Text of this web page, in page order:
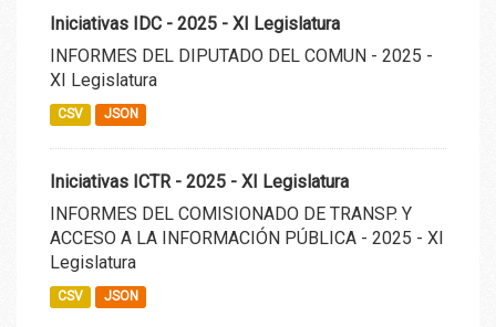
Iniciativas IDC - 2025 - XI Legislatura
INFORMES DEL DIPUTADO DEL COMUN - 2025 -
XI Legislatura
CSV JSON
Iniciativas ICTR - 2025 - XI Legislatura
INFORMES DEL COMISIONADO DE TRANSP. Y
ACCESO A LA INFORMACIÓN PÚBLICA - 2025 - XI
Legislatura
CSV JSON